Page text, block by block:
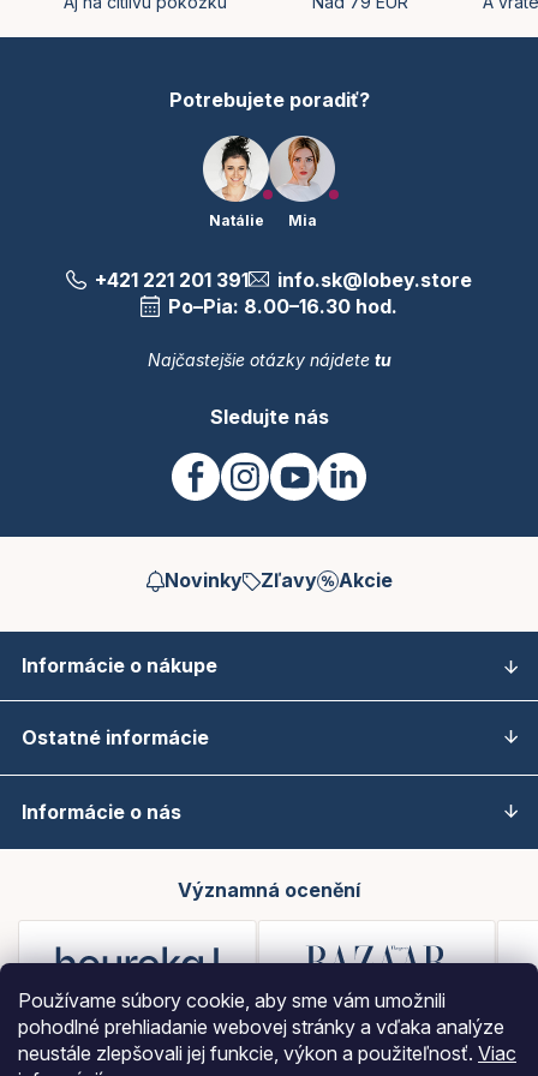
Používame súbory cookie, aby sme vám umožnili
pohodlné prehliadanie webovej stránky a vďaka analýze
neustále zlepšovali jej funkcie, výkon a použiteľnosť. Viac
Potrebujete poradiť?
Natálie Mia
+421 221 201 391
info.sk@lobey.store
Po–Pia: 8.00–16.30 hod.
Najčastejšie otázky nájdete tu
Sledujte nás
Novinky Zľavy Akcie
Informácie o nákupe
Ostatné informácie
Informácie o nás
Významná ocenění